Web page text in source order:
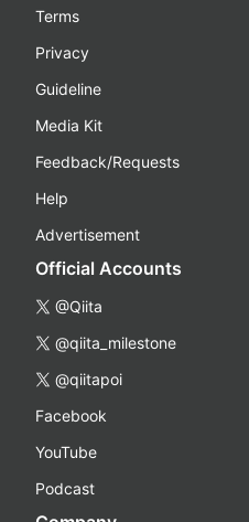
Terms
Privacy
Guideline
Media Kit
Feedback/Requests
Help
Advertisement
Official Accounts
@Qiita
@qiita_milestone
@qiitapoi
Facebook
YouTube
Podcast